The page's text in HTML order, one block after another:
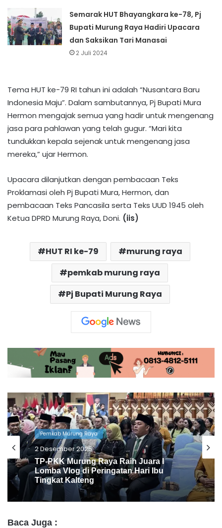
Semarak HUT Bhayangkara ke-78, Pj
Bupati Murung Raya Hadiri Upacara
dan Saksikan Tari Manasai
2 Juli 2024
Tema HUT ke-79 RI tahun ini adalah “Nusantara Baru
Indonesia Maju”. Dalam sambutannya, Pj Bupati Mura
Hermon mengajak semua yang hadir untuk mengenang
jasa para pahlawan yang telah gugur. “Mari kita
tundukkan kepala sejenak untuk mengenang jasa
mereka,” ujar Hermon.
Upacara dilanjutkan dengan pembacaan Teks
Proklamasi oleh Pj Bupati Mura, Hermon, dan
pembacaan Teks Pancasila serta Teks UUD 1945 oleh
Ketua DPRD Murung Raya, Doni. (iis)
HUT RI ke-79
murung raya
pemkab murung raya
Pj Bupati Murung Raya
Pemkab Murung Raya
2 Desember 2025
Natal Oikumene, Heriyus: Tanamkan
Kasih dan Jaga Kesatuan
Baca Juga :